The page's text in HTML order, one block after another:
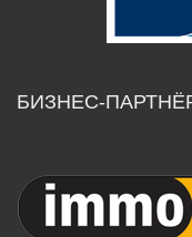
БИЗНЕС-